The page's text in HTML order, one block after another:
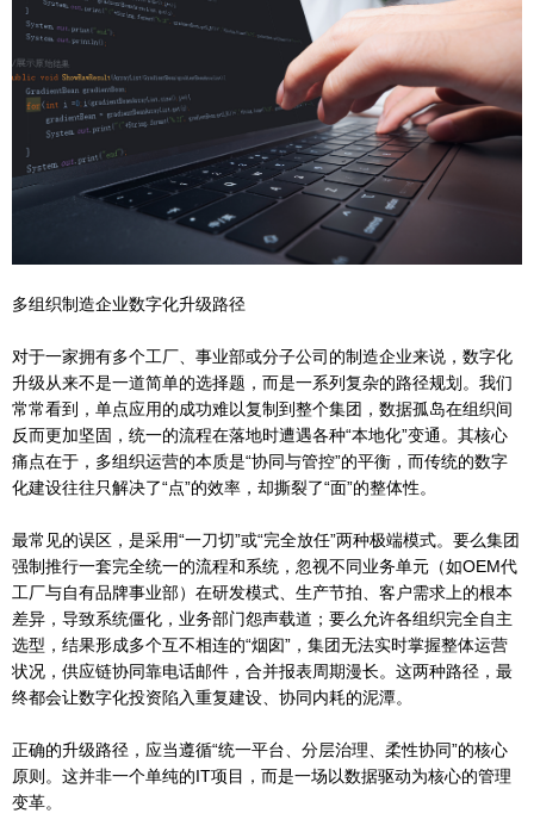
多组织制造企业数字化升级路径
对于一家拥有多个工厂、事业部或分子公司的制造企业来说，数字化
升级从来不是一道简单的选择题，而是一系列复杂的路径规划。我们
常常看到，单点应用的成功难以复制到整个集团，数据孤岛在组织间
反而更加坚固，统一的流程在落地时遭遇各种“本地化”变通。其核心
痛点在于，多组织运营的本质是“协同与管控”的平衡，而传统的数字
化建设往往只解决了“点”的效率，却撕裂了“面”的整体性。
最常见的误区，是采用“一刀切”或“完全放任”两种极端模式。要么集团
强制推行一套完全统一的流程和系统，忽视不同业务单元（如OEM代
工厂与自有品牌事业部）在研发模式、生产节拍、客户需求上的根本
差异，导致系统僵化，业务部门怨声载道；要么允许各组织完全自主
选型，结果形成多个互不相连的“烟囱”，集团无法实时掌握整体运营
状况，供应链协同靠电话邮件，合并报表周期漫长。这两种路径，最
终都会让数字化投资陷入重复建设、协同内耗的泥潭。
正确的升级路径，应当遵循“统一平台、分层治理、柔性协同”的核心
原则。这并非一个单纯的IT项目，而是一场以数据驱动为核心的管理
变革。